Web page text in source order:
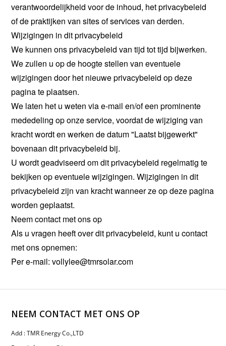
verantwoordelijkheid voor de inhoud, het privacybeleid
of de praktijken van sites of services van derden.
Wijzigingen in dit privacybeleid
We kunnen ons privacybeleid van tijd tot tijd bijwerken.
We zullen u op de hoogte stellen van eventuele
wijzigingen door het nieuwe privacybeleid op deze
pagina te plaatsen.
We laten het u weten via e-mail en/of een prominente
mededeling op onze service, voordat de wijziging van
kracht wordt en werken de datum "Laatst bijgewerkt"
bovenaan dit privacybeleid bij.
U wordt geadviseerd om dit privacybeleid regelmatig te
bekijken op eventuele wijzigingen. Wijzigingen in dit
privacybeleid zijn van kracht wanneer ze op deze pagina
worden geplaatst.
Neem contact met ons op
Als u vragen heeft over dit privacybeleid, kunt u contact
met ons opnemen:
Per e-mail: vollylee@tmrsolar.com
NEEM CONTACT MET ONS OP
Add : TMR Energy Co.,LTD